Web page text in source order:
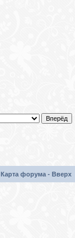
Карта форума - Вверх